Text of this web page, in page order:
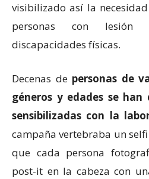
visibilizado así la
personas con
discapacidades físicas.
Decenas de personas de
géneros y edades se
sensibilizadas con la
campaña vertebraba un
que cada persona
post-it en la cabeza con